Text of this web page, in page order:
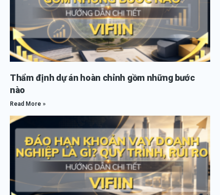
Thẩm định dự án hoàn chỉnh gồm những bước
nào
Read More »